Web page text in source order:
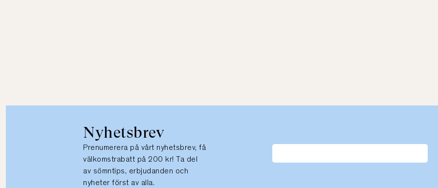
Nyhetsbrev
Prenumerera på vårt nyhetsbrev, få
välkomstrabatt på 200 kr! Ta del
av sömntips, erbjudanden och
nyheter först av alla.